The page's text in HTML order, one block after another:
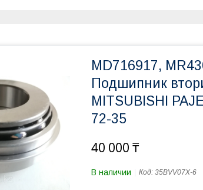
MD716917,
Подшипник
MITSUBISHI
72-35
40 000 ₸
В наличии Код: 35BVV07X-6